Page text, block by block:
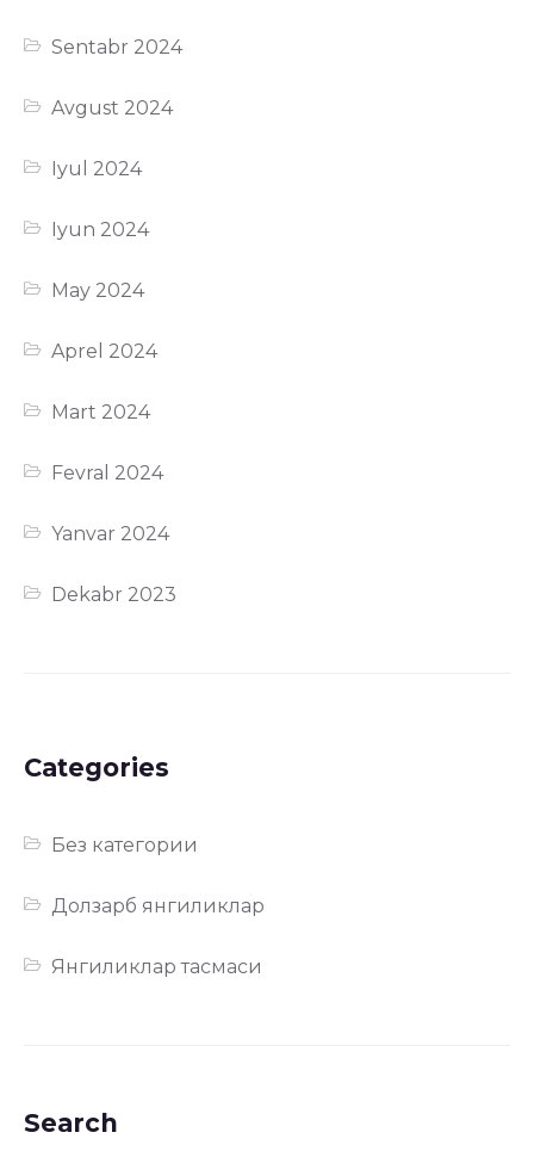
Sentabr 2024
Avgust 2024
Iyul 2024
Iyun 2024
May 2024
Aprel 2024
Mart 2024
Fevral 2024
Yanvar 2024
Dekabr 2023
Categories
Без категории
Долзарб янгиликлар
Янгиликлар тасмаси
Search